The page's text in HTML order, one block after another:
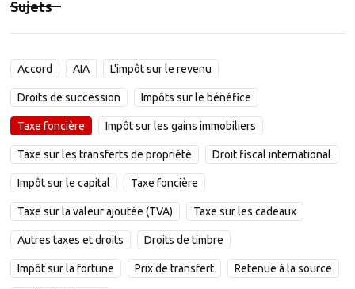
Sujets
Accord AIA L'impôt sur le revenu
Droits de succession Impôts sur le bénéfice
Taxe foncière Impôt sur les gains immobiliers
Taxe sur les transferts de propriété Droit fiscal international
Impôt sur le capital Taxe foncière
Taxe sur la valeur ajoutée (TVA) Taxe sur les cadeaux
Autres taxes et droits Droits de timbre
Impôt sur la fortune Prix de transfert Retenue à la source